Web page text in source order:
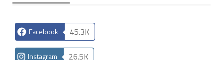
Facebook 45.3K
Instagram 26.5K